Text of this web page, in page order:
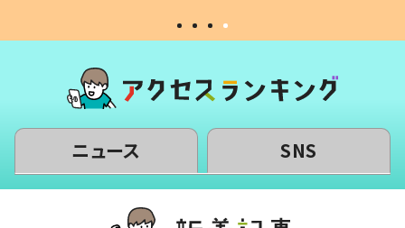
ニュース SNS